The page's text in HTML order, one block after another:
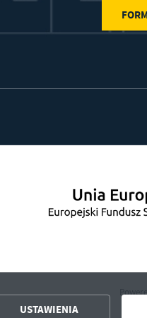
USTAWIENIA